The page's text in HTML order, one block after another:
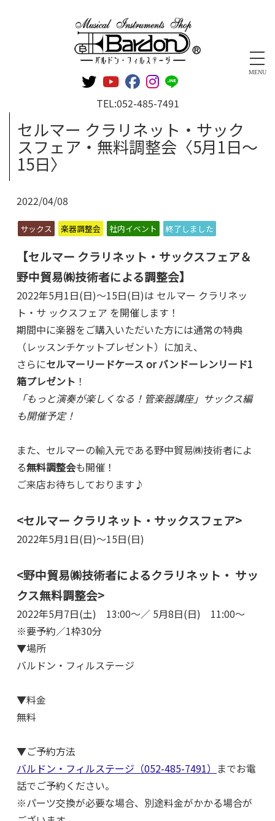
MENU
TEL:052-485-7491
セルマー クラリネット・サック
スフェア・無料調整会〈5月1日～
15日〉
2022/04/08
サックス 楽器調整会 社内イベント 終了しました
【セルマー クラリネット・サックスフェア＆
野中貿易㈱技術者による調整会】
2022年5月1日(日)～15日(日)は セルマー クラリネッ
ト・サ ックスフェア を開催します！
期間中に楽器をご購入いただいた方には通常の特典
（レッスンチケットプレゼント）に加え、
さらにセルマーリードケース or バンドーレンリード1
箱プレゼント ！
「もっと演奏が楽しくなる！管楽器講座」サックス編
も開催予定！
また、セルマーの輸入元である野中貿易㈱技術者によ
る無料調整会も開催！
ご来店お待ちしております♪
<セルマー クラリネット・ サックスフェア>
2022年5月1日(日)～15日(日)
<野中貿易㈱技術者によるクラリネット・ サッ
クス無料調整会>
2022年5月7日(土) 13:00～／ 5月8日(日) 11:00～
※要予約／1枠30分
▼場所
バルドン・フィルステージ
▼料金
無料
▼ご予約方法
バルドン・フィルステージ（052-485-7491） までお電
話でご予約ください。
※パーツ交換が必要な場合、別途料金がかかる場合が